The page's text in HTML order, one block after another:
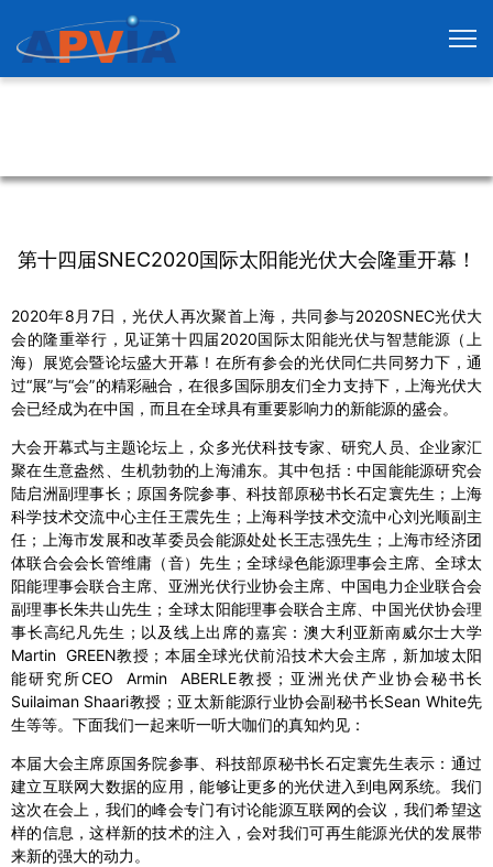
第十四届SNEC2020国际太阳能光伏大会隆重开幕！
2020年8月7日，光伏人再次聚首上海，共同参与2020SNEC光伏大
会的隆重举行，见证第十四届2020国际太阳能光伏与智慧能源（上
海）展览会暨论坛盛大开幕！在所有参会的光伏同仁共同努力下，通
过“展”与“会”的精彩融合，在很多国际朋友们全力支持下，上海光伏大
会已经成为在中国，而且在全球具有重要影响力的新能源的盛会。
大会开幕式与主题论坛上，众多光伏科技专家、研究人员、企业家汇
聚在生意盎然、生机勃勃的上海浦东。其中包括：中国能能源研究会
陆启洲副理事长；原国务院参事、科技部原秘书长石定寰先生；上海
科学技术交流中心主任王震先生；上海科学技术交流中心刘光顺副主
任；上海市发展和改革委员会能源处处长王志强先生；上海市经济团
体联合会会长管维庸（音）先生；全球绿色能源理事会主席、全球太
阳能理事会联合主席、亚洲光伏行业协会主席、中国电力企业联合会
副理事长朱共山先生；全球太阳能理事会联合主席、中国光伏协会理
事长高纪凡先生；以及线上出席的嘉宾：澳大利亚新南威尔士大学
Martin GREEN教授；本届全球光伏前沿技术大会主席，新加坡太阳
能研究所CEO Armin ABERLE教授；亚洲光伏产业协会秘书长
Suilaiman Shaari教授；亚太新能源行业协会副秘书长Sean White先
生等等。下面我们一起来听一听大咖们的真知灼见：
本届大会主席原国务院参事、科技部原秘书长石定寰先生表示：通过
建立互联网大数据的应用，能够让更多的光伏进入到电网系统。我们
这次在会上，我们的峰会专门有讨论能源互联网的会议，我们希望这
样的信息，这样新的技术的注入，会对我们可再生能源光伏的发展带
来新的强大的动力。